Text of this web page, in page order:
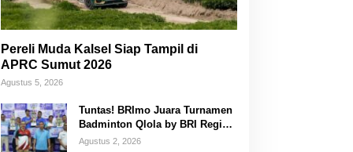
Pereli Muda Kalsel Siap Tampil di
APRC Sumut 2026
Agustus 5, 2026
Tuntas! BRImo Juara Turnamen
Badminton Qlola by BRI Region
14 Banjarmasin
Agustus 2, 2026